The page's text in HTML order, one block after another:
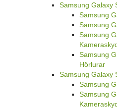
Samsung Galaxy
Samsung
Samsung
Samsung
Samsung
Hörlurar
Samsung Galaxy
Samsung
Samsung